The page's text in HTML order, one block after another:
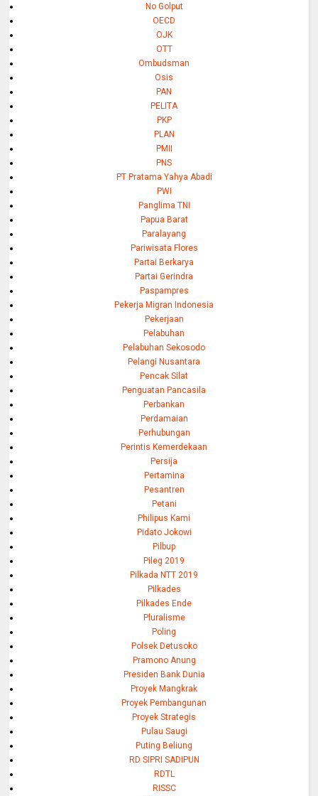
No Golput
OECD
OJK
OTT
Ombudsman
Osis
PAN
PELITA
PKP
PLAN
PMII
PNS
PT Pratama Yahya Abadi
PWI
Panglima TNI
Papua Barat
Paralayang
Pariwisata Flores
Partai Berkarya
Partai Gerindra
Paspampres
Pekerja Migran Indonesia
Pekerjaan
Pelabuhan
Pelabuhan Sekosodo
Pelangi Nusantara
Pencak Silat
Penguatan Pancasila
Perbankan
Perdamaian
Perhubungan
Perintis Kemerdekaan
Persija
Pertamina
Pesantren
Petani
Philipus Kami
Pidato Jokowi
Pilbup
Pileg 2019
Pilkada NTT 2019
Pilkades
Pilkades Ende
Pluralisme
Poling
Polsek Detusoko
Pramono Anung
Presiden Bank Dunia
Proyek Mangkrak
Proyek Pembangunan
Proyek Strategis
Pulau Saugi
Puting Beliung
RD SIPRI SADIPUN
RDTL
RISSC